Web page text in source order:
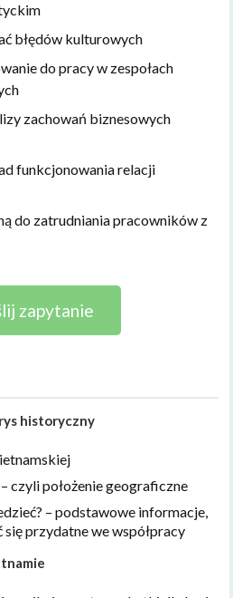
błędów kulturowych
do pracy w zespołach
zachowań biznesowych
funkcjonowania relacji
do zatrudniania pracowników z
zapytanie
historyczny
czyli położenie geograficzne
– podstawowe informacje,
przydatne we współpracy